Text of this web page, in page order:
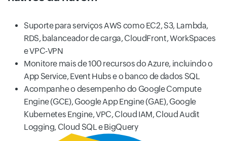
Suporte para serviços AWS como EC2, S3, Lambda,
RDS, balanceador de carga, CloudFront, WorkSpaces
e VPC-VPN
Monitore mais de 100 recursos do Azure, incluindo o
App Service, Event Hubs e o banco de dados SQL
Acompanhe o desempenho do Google Compute
Engine (GCE), Google App Engine (GAE), Google
Kubernetes Engine, VPC, Cloud IAM, Cloud Audit
Logging, Cloud SQL e BigQuery